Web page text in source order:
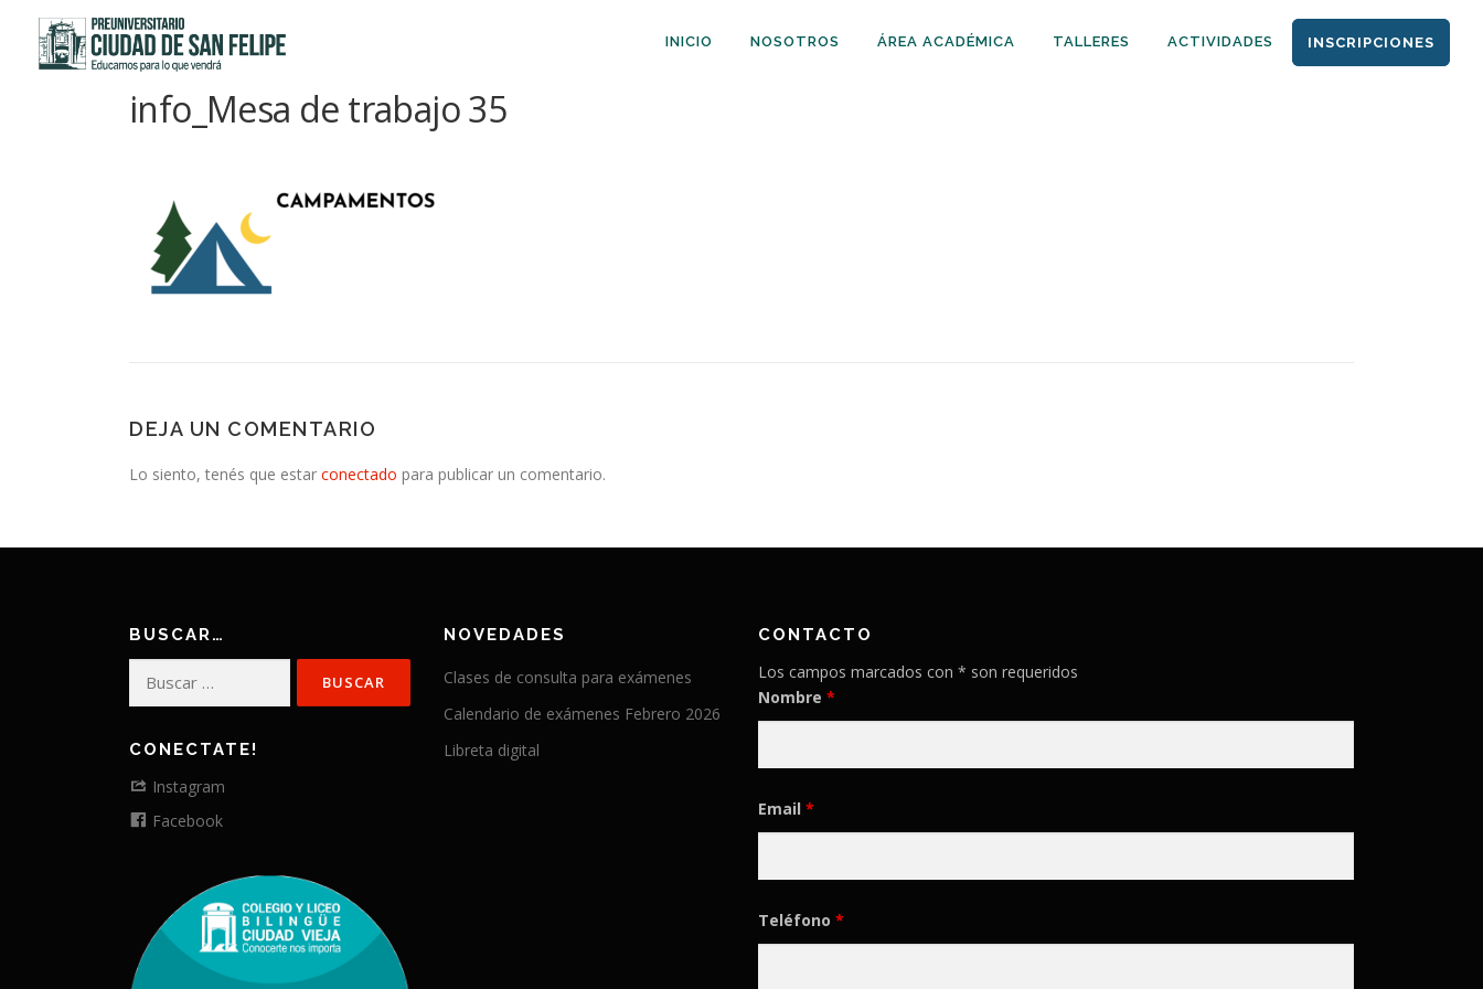
contenido
INICIO NOSOTROS ÁREA ACADÉMICA TALLERES ACTIVIDADES INSCRIPCIONES
info_Mesa de trabajo 35
DEJA UN COMENTARIO
Lo siento, tenés que estar conectado para publicar un comentario.
BUSCAR…
CONECTATE!
Instagram
Facebook
NOVEDADES
Clases de consulta para exámenes
Calendario de exámenes Febrero 2026
Libreta digital
CONTACTO
Los campos marcados con * son requeridos
Nombre *
Email *
Teléfono *